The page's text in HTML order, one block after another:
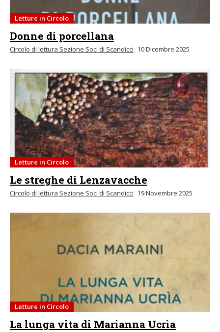
Letture in Circolo
Donne di porcellana
Circolo di lettura Sezione Soci di Scandicci 10 Dicembre 2025
Letture in Circolo
Le streghe di Lenzavacche
Circolo di lettura Sezione Soci di Scandicci 19 Novembre 2025
Letture in Circolo
La lunga vita di Marianna Ucrìa